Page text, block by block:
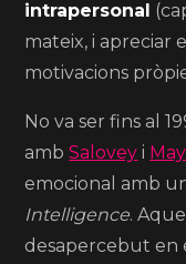
intrapersonal
mateix, i apreciar
motivacions
No va ser fins al
ambSalovey i
emocional amb
Intelligence.
desapercebut en